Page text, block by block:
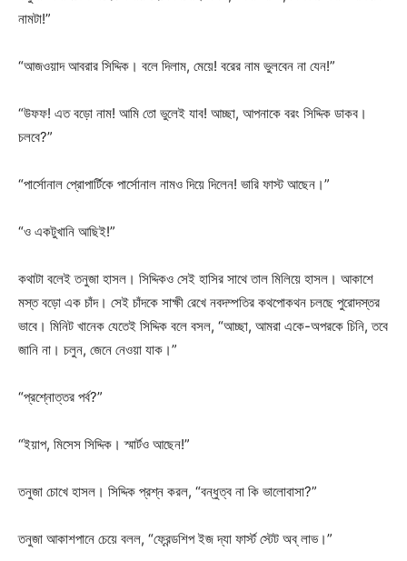
নামটা!”
“আজওয়াদ আবরার সিদ্দিক। বলে দিলাম, মেয়ে! বরের নাম ভুলবেন না যেন!”
“উফফ! এত বড়ো নাম! আমি তো ভুলেই যাব! আচ্ছা, আপনাকে বরং সিদ্দিক ডাকব।
চলবে?”
“পার্সোনাল প্রোপার্টিকে পার্সোনাল নামও দিয়ে দিলেন! ভারি ফাস্ট আছেন।”
“ও একটুখানি আছিই!”
কথাটা বলেই তনুজা হাসল। সিদ্দিকও সেই হাসির সাথে তাল মিলিয়ে হাসল। আকাশে
মস্ত বড়ো এক চাঁদ। সেই চাঁদকে সাক্ষী রেখে নবদম্পতির কথপোকথন চলছে পুরোদস্তর
ভাবে। মিনিট খানেক যেতেই সিদ্দিক বলে বসল, “আচ্ছা, আমরা একে-অপরকে চিনি, তবে
জানি না। চলুন, জেনে নেওয়া যাক।”
“প্রশ্নোত্তর পর্ব?”
“ইয়াপ, মিসেস সিদ্দিক। স্মার্টও আছেন!”
তনুজা চোখে হাসল। সিদ্দিক প্রশ্ন করল, “বন্ধুত্ব না কি ভালোবাসা?”
তনুজা আকাশপানে চেয়ে বলল, “ফ্রেন্ডশিপ ইজ দ্যা ফার্স্ট স্টেট অব্ লাভ।”